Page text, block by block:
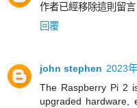
作者已經移除這則留言
回覆
john stephen 2023
The Raspberry Pi 2
upgraded hardware,